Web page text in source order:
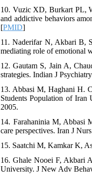
10. Vuzic XD, Burkart PL,
and addictive behaviors
[PMID]
11. Naderifar N, Akbari B,
mediating role of emotional
12. Gautam S, Jain A,
strategies. Indian J
13. Abbasi M, Haghani H.
Students Population of Iran
2005.
14. Farahaninia M, Abbasi
care perspectives. Iran J
15. Saatchi M, Kamkar K,
16. Ghale Nooei F, Akbari
University. J New Adv